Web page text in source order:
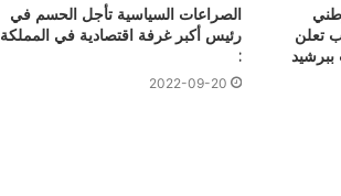
تعلن
الصراعات السياسية تأجل الحسم في
رئيس أكبر غرفة اقتصادية في المملكة
:
2022-09-20